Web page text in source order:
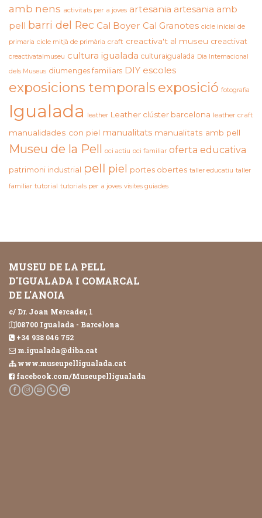
amb nens activitats per a joves artesania artesania amb
pell barri del Rec Cal Boyer Cal Granotes cicle inicial de
primaria cicle mitjà de primària craft creactiva't al museu creactivat
creactivatalmuseu cultura igualada culturaigualada Dia Internacional
dels Museus diumenges familiars DIY escoles
exposicions temporals exposició fotografia
Igualada leather Leather clúster barcelona leather craft
manualidades con piel manualitats manualitats amb pell
Museu de la Pell oci actiu oci familiar oferta educativa
patrimoni industrial pell piel portes obertes taller educatiu taller
familiar tutorial tutorials per a joves visites guiades
MUSEU DE LA PELL
D'IGUALADA I COMARCAL
DE L'ANOIA
c/ Dr. Joan Mercader, 1
08700 Igualada - Barcelona
+34 938 046 752
m.igualada@diba.cat
www.museupelligualada.cat
facebook.com/Museupelligualada